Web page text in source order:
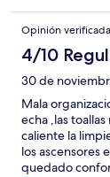
d’un hotel
propreté
plastique …Mis
d’orange, les
impossible de
encore, en
700km de
Opinión verificada
4/10
30 de
Mala
echa ,las
caliente la
los ascensores
quedado